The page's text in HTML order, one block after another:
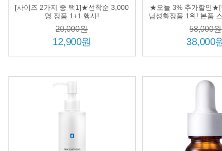
풋마스크 뒤꿈치 발바닥 굳은
살 갈라짐 연화제 발케어
[사이즈 2가지 중 택1]★선착순 3,000
명 정품 1+1 행사!
20,000원
12,900원
세트+여행용 2
★오늘 3% 추가할인★[
남성화장품 1위! 본품
품 로션 150ml+여행용
행용 로션
58,000원
38,000